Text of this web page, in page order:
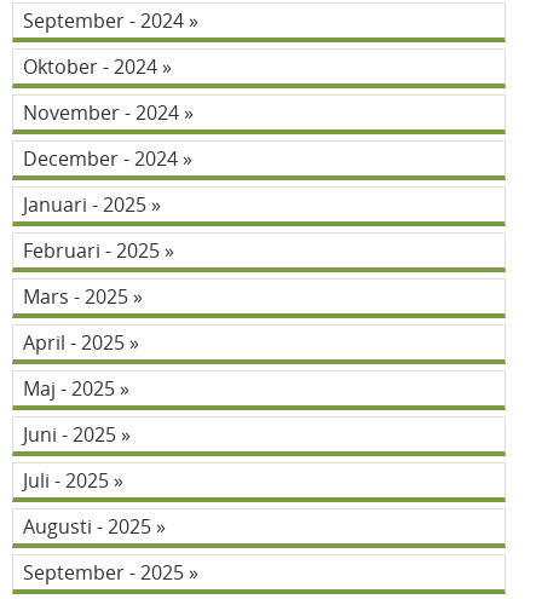
September - 2024
Oktober - 2024
November - 2024
December - 2024
Januari - 2025
Februari - 2025
Mars - 2025
April - 2025
Maj - 2025
Juni - 2025
Juli - 2025
Augusti - 2025
September - 2025